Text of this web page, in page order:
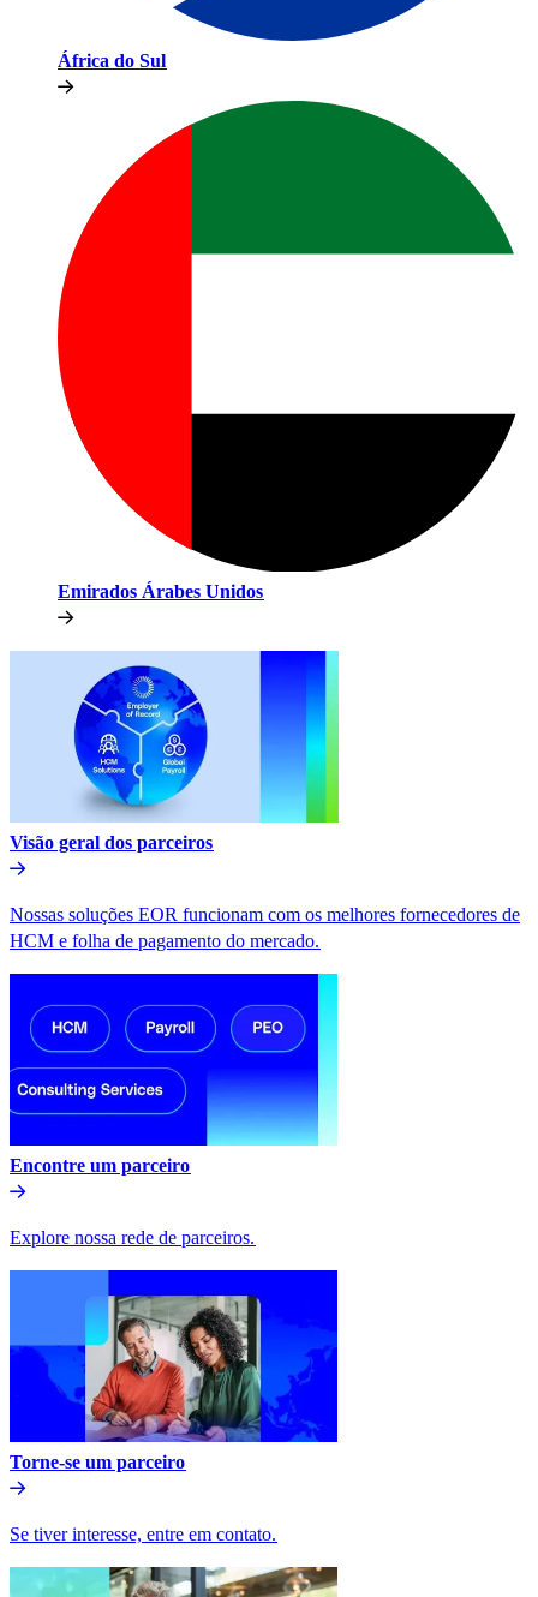
África do Sul​​
Emirados Árabes Unidos​​
Visão geral dos parceiros​​
Nossas soluções EOR funcionam com os melhores fornecedores de
HCM e folha de pagamento do mercado.​​
Encontre um parceiro​​
Explore nossa rede de parceiros.​​
Torne-se um parceiro​​
Se tiver interesse, entre em contato.​​